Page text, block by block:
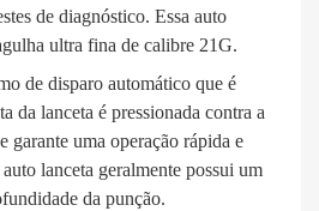
de diagnóstico. Essa auto
ultra fina de calibre 21G.
de disparo automático que é
da lanceta é pressionada contra a
garante uma operação rápida e
lanceta geralmente possui um
da punção.